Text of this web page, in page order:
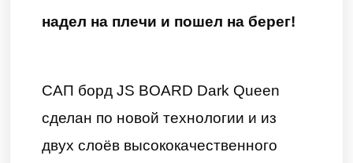
надел на плечи и пошел на берег!
САП борд JS BOARD Dark Queen
сделан по новой технологии и из
двух слоёв высококачественного